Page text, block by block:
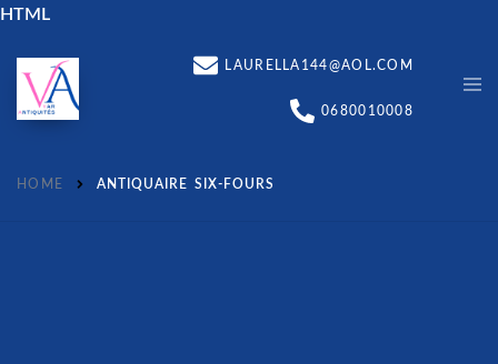
HTML
LAURELLA144@AOL.COM
0680010008
HOME ANTIQUAIRE SIX-FOURS